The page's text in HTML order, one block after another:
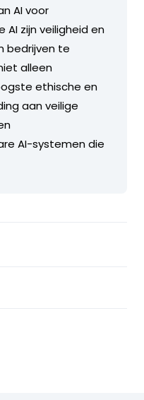
AI voor
zijn veiligheid en
bedrijven te
alleen
ethische en
aan veilige
AI-systemen die